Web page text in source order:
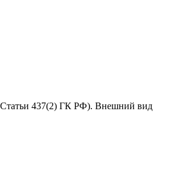
Статьи 437(2) ГК РФ). Внешний вид